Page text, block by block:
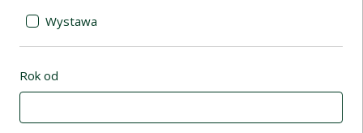
Wystawa
Rok od